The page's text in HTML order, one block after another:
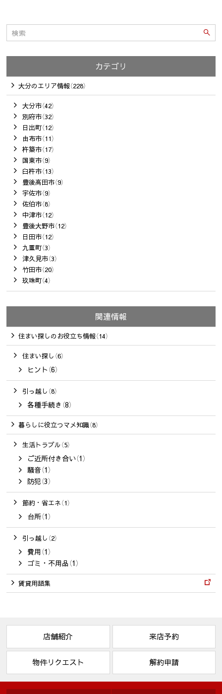
カテゴリ
大分のエリア情報（228）
大分市（42）
別府市（32）
日出町（12）
由布市（11）
杵築市（17）
国東市（9）
臼杵市（13）
豊後高田市（9）
宇佐市（9）
佐伯市（8）
中津市（12）
豊後大野市（12）
日田市（12）
九重町（3）
津久見市（3）
竹田市（20）
玖珠町（4）
関連情報
住まい探しのお役立ち情報（14）
住まい探し（6）
ヒント（6）
引っ越し（8）
各種手続き（8）
暮らしに役立つマメ知識（8）
生活トラブル（5）
ご近所付き合い（1）
騒音（1）
防犯（3）
節約・省エネ（1）
台所（1）
引っ越し（2）
費用（1）
ゴミ・不用品（1）
賃貸用語集
店舗紹介 来店予約
物件リクエスト 解約申請